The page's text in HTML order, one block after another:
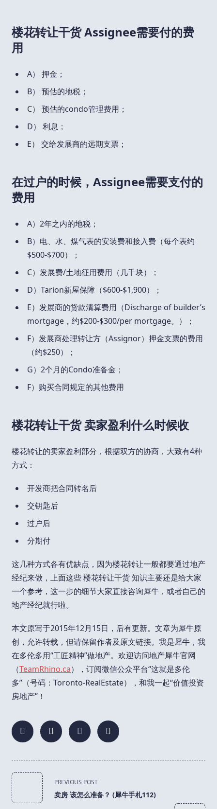
楼花转让干货 Assignee需要付的费
用
A） 押金；
B） 预估的地税；
C） 预估的condo管理费用；
D） 利息；
E） 交给发展商的远期支票；
在过户的时候，Assignee需要支付的
费用
A）2年之内的地税；
B）电、水、煤气表的安装费和接入费（每个表约
$500-$700）；
C）发展费/土地征用费用（几千块）；
D）Tarion新屋保障（$600-$1,900）；
E）发展商的贷款清算费用（Discharge of builder’s
mortgage，约$200-$300/per mortgage。）；
F）发展商处理转让方（Assignor）押金支票的费用
（约$250）；
G）2个月的Condo准备金；
F）购买合同规定的其他费用
楼花转让干货 卖家盈利什么时候收
楼花转让的卖家盈利部分，根据双方的协商，大致有4种
方式：
开发商把合同转名后
交钥匙后
过户后
分期付
这几种方式各有优缺点，因为楼花转让一般都要通过地产
经纪来做，上面这些 楼花转让干货 知识主要还是给大家
一个参考，这一步的细节大家直接咨询犀牛，或者自己的
地产经纪就行啦。
本文原写于2015年12月15日，后有更新。文章为犀牛原
创，允许转载，但请保留作者及原文链接。我是犀牛，我
在多伦多用“工匠精神”做地产。欢迎访问地产犀牛官网
（TeamRhino.ca），订阅微信公众平台“这就是多伦
多”（号码：Toronto-RealEstate），和我一起“价值投资
房地产”！
<span
class="nav-
subtitle
PREVIOUS POST
卖房 该怎么准备？ (犀牛手札112)